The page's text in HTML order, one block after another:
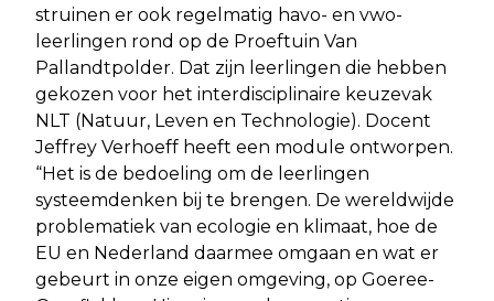
struinen er ook regelmatig havo- en vwo-
leerlingen rond op de Proeftuin Van
Pallandtpolder. Dat zijn leerlingen die hebben
gekozen voor het interdisciplinaire keuzevak
NLT (Natuur, Leven en Technologie). Docent
Jeffrey Verhoeff heeft een module ontworpen.
“Het is de bedoeling om de leerlingen
systeemdenken bij te brengen. De wereldwijde
problematiek van ecologie en klimaat, hoe de
EU en Nederland daarmee omgaan en wat er
gebeurt in onze eigen omgeving, op Goeree-